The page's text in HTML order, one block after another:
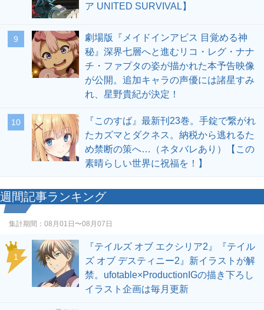
ア UNITED SURVIVAL】
9
劇場版『メイドインアビス 目覚める神
秘』深界七層へと進むリコ・レグ・ナナ
チ・ファプタの姿が描かれた本予告映像
が公開。追加キャラの声優には諸星すみ
れ、星野貴紀が決定！
10
『このすば』最新刊23巻。手錠で繋がれ
たカズマとダクネス。納税から逃れるた
め禁断の策へ…（ネタバレあり）【この
素晴らしい世界に祝福を！】
週間記事ランキング
集計期間： 08月01日〜08月07日
1
『テイルズ オブ エクシリア2』『テイル
ズ オブ デスティニー2』新イラストが解
禁。ufotable×ProductionIGの描き下ろし
イラスト企画は毎月更新